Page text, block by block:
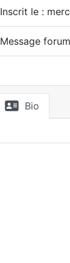
Inscrit le :
Message
Bio